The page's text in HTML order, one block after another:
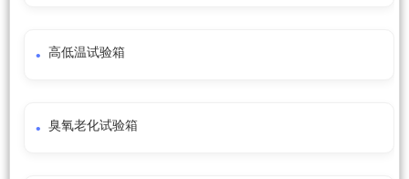
高低温试验箱
臭氧老化试验箱